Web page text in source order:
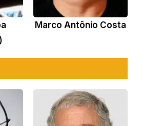
Marco Antônio Costa